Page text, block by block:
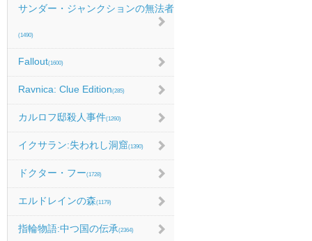
サンダー・ジャンクションの無法者
(1490)
Fallout(1600)
Ravnica: Clue Edition(285)
カルロフ邸殺人事件(1260)
イクサラン:失われし洞窟(1390)
ドクター・フー(1728)
エルドレインの森(1179)
指輪物語:中つ国の伝承(2364)